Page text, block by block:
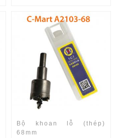
Bộ khoan lỗ (thép)
68mm